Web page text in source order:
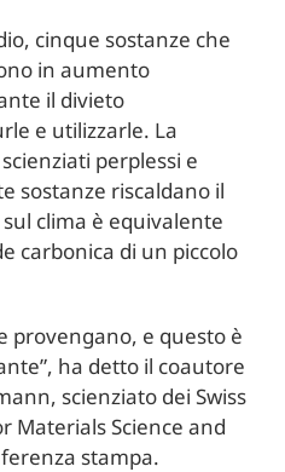
cinque sostanze che
in aumento
il divieto
e utilizzarle. La
perplessi e
sostanze riscaldano il
clima è equivalente
carbonica di un piccolo
provengano, e questo è
ha detto il coautore
scienziato dei Swiss
Materials Science and
stampa.